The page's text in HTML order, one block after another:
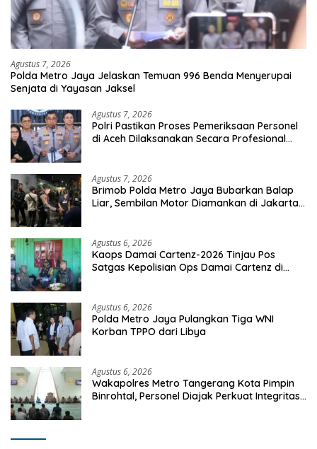
Agustus 7, 2026
Polda Metro Jaya Jelaskan Temuan 996 Benda Menyerupai
Senjata di Yayasan Jaksel
Agustus 7, 2026
Polri Pastikan Proses Pemeriksaan Personel
di Aceh Dilaksanakan Secara Profesional
Agustus 7, 2026
Brimob Polda Metro Jaya Bubarkan Balap
Liar, Sembilan Motor Diamankan di Jakarta
Agustus 6, 2026
Kaops Damai Cartenz-2026 Tinjau Pos
Satgas Kepolisian Ops Damai Cartenz di
Agustus 6, 2026
Polda Metro Jaya Pulangkan Tiga WNI
Korban TPPO dari Libya
Agustus 6, 2026
Wakapolres Metro Tangerang Kota Pimpin
Binrohtal, Personel Diajak Perkuat Integritas